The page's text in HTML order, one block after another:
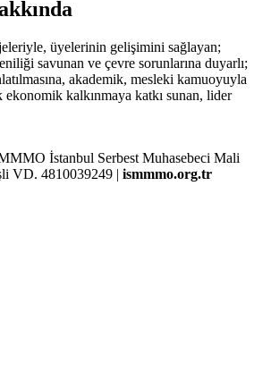
üyelerinin gelişimini sağlayan;
savunan ve çevre sorunlarına duyarlı;
akademik, mesleki kamuoyuyla
kalkınmaya katkı sunan, lider
İstanbul Serbest Muhasebeci Mali
VD. 4810039249 | ismmmo.org.tr